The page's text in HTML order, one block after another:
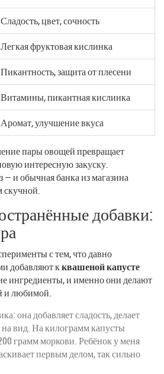
Сладость, цвет, сочность
Легкая фруктовая кислинка
Пикантность, защита от плесени
Витамины, пикантная кислинка
Аромат, улучшение вкуса
пары овощей превращает
интересную закуску.
— и обычная банка из магазина
скучной.
добавки:
с тем, что давно
добавляют кквашеной капусте
ингредиенты, и именно они делают
и любимой.
она добавляет сладость, делает
на вид. На килограмм капусты
грамм моркови. Ребёнок у меня
первым делом, так сильно